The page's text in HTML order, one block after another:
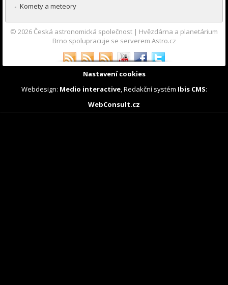
Komety a meteory
© 2026 Česká astronomická společnost | Hvězdárna a planetárium
Brno spolupracuje se serverem Astro.cz
Nastavení cookies
Webdesign: Medio interactive, Redakční systém Ibis CMS:
WebConsult.cz